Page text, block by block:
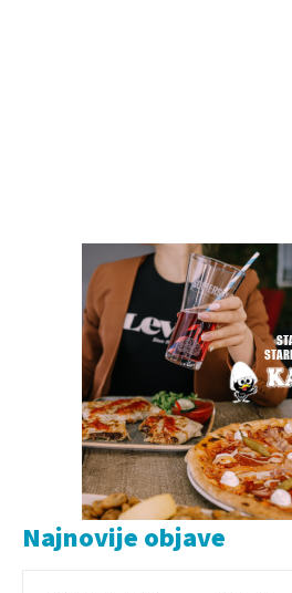
Najnovije objave